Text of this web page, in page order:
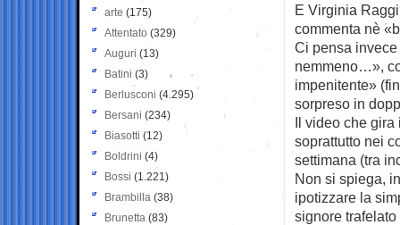
E Virginia
commenta nè
Ci pensa
nemmeno…»,
impenitente»
sorpreso in
Il video che gira
soprattutto nei
settimana (tra
Non si spiega,
ipotizzare la
signore
arte (175)
Attentato (329)
Auguri (13)
Batini (3)
Berlusconi (4.295)
Bersani (234)
Biasotti (12)
Boldrini (4)
Bossi (1.221)
Brambilla (38)
Brunetta (83)